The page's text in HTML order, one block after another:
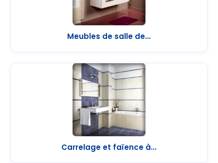
Meubles de salle de...
Carrelage et faïence à...